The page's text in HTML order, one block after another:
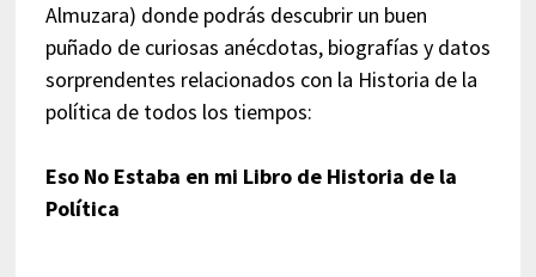
Almuzara) donde podrás descubrir un buen
puñado de curiosas anécdotas, biografías y datos
sorprendentes relacionados con la Historia de la
política de todos los tiempos:
Eso No Estaba en mi Libro de Historia de la
Política